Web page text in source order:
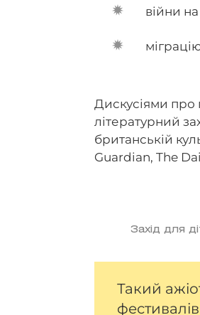
війни
Дискусіями про
літературний
британській
Guardian, The
Захід для
Такий